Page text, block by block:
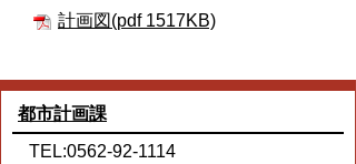
計画図(pdf 1517KB)
都市計画課
TEL:0562-92-1114